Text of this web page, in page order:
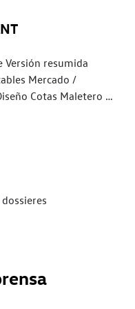
Versión resumida
Mercado /
Cotas Maletero /
rodaje